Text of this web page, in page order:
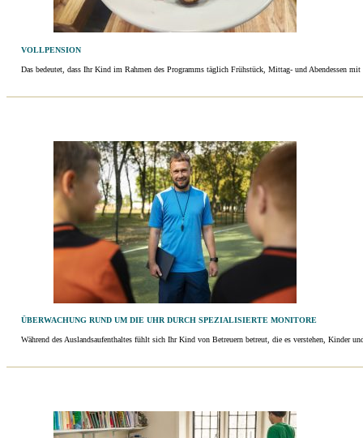
VOLLPENSION
Das bedeutet, dass Ihr Kind im Rahmen des Programms täglich Frühstück, Mittag- und Abendessen mit
ÜBERWACHUNG RUND UM DIE UHR DURCH SPEZIALISIERTE MONITORE
Während des Auslandsaufenthaltes fühlt sich Ihr Kind von Betreuern betreut, die es verstehen, Kinder